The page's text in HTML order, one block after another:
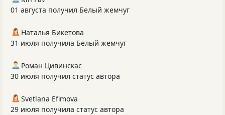
01 августа получил Белый жемчуг
Наталья Бикетова
31 июля получила Белый жемчуг
Роман Цивинскас
30 июля получил статус автора
Svetlana Efimova
29 июля получила статус автора